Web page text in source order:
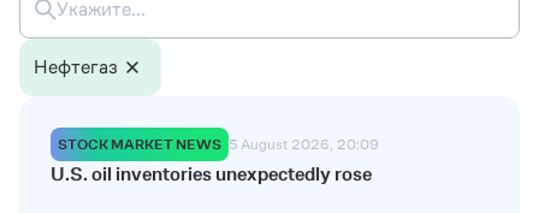
Нефтегаз
STOCK MARKET NEWS 5 August 2026, 20:09
U.S. oil inventories unexpectedly rose